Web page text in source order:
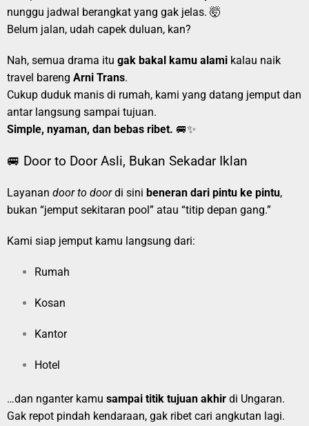
nunggu jadwal berangkat yang gak jelas. 🤯
Belum jalan, udah capek duluan, kan?
Nah, semua drama itu gak bakal kamu alami kalau naik
travel bareng Arni Trans.
Cukup duduk manis di rumah, kami yang datang jemput dan
antar langsung sampai tujuan.
Simple, nyaman, dan bebas ribet. 🚐✨
🚐 Door to Door Asli, Bukan Sekadar Iklan
Layanan door to doordi sini beneran dari pintu ke pintu,
bukan “jemput sekitaran pool” atau “titip depan gang.”
Kami siap jemput kamu langsung dari:
Rumah
Kosan
Kantor
Hotel
…dan nganter kamu sampai titik tujuan akhir di Ungaran.
Gak repot pindah kendaraan, gak ribet cari angkutan lagi.